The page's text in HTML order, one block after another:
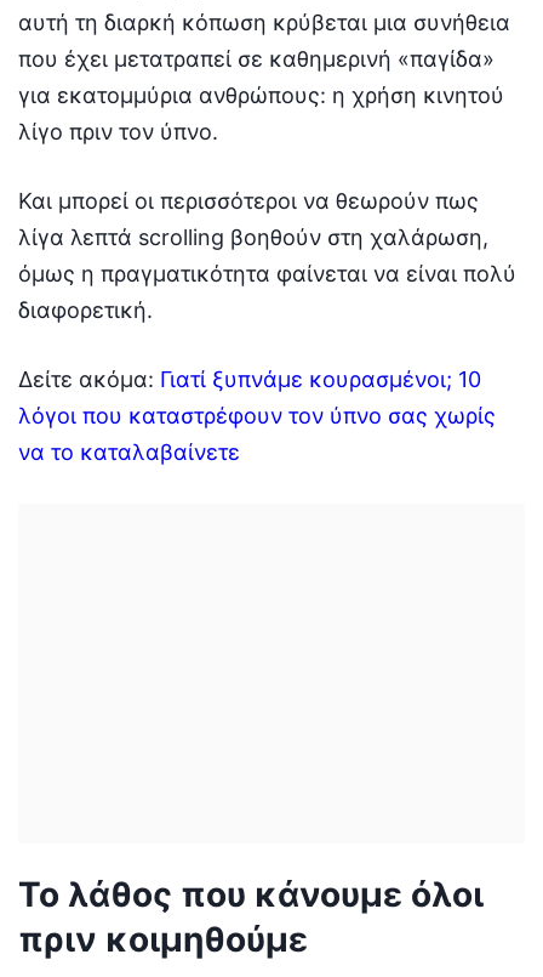
αυτή τη διαρκή κόπωση κρύβεται μια συνήθεια
που έχει μετατραπεί σε καθημερινή «παγίδα»
για εκατομμύρια ανθρώπους: η χρήση κινητού
λίγο πριν τον ύπνο.
Και μπορεί οι περισσότεροι να θεωρούν πως
λίγα λεπτά scrolling βοηθούν στη χαλάρωση,
όμως η πραγματικότητα φαίνεται να είναι πολύ
διαφορετική.
Δείτε ακόμα: Γιατί ξυπνάμε κουρασμένοι; 10
λόγοι που καταστρέφουν τον ύπνο σας χωρίς
να το καταλαβαίνετε
Το λάθος που κάνουμε όλοι
πριν κοιμηθούμε